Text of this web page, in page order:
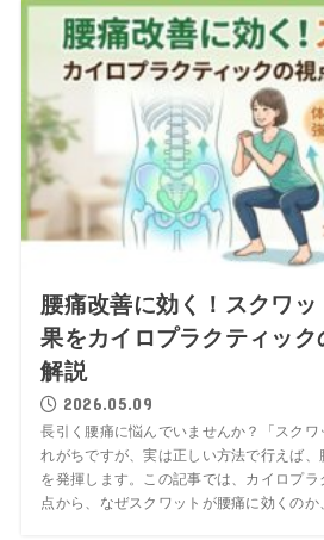
腰痛改善に効く！スクワ
果をカイロプラクティッ
解説
2026.05.09
長引く腰痛に悩んでいませんか？「スク
れがちですが、実は正しい方法で行えば
を発揮します。この記事では、カイロプ
点から、なぜスクワットが腰痛に効くのか